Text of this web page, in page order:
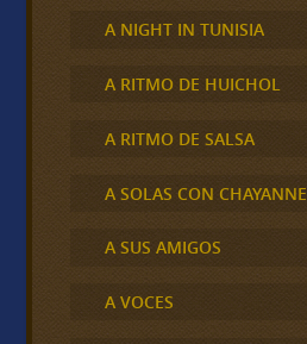
A NIGHT IN TUNISIA
A RITMO DE HUICHOL
A RITMO DE SALSA
A SOLAS CON CHAYANNE
A SUS AMIGOS
A VOCES